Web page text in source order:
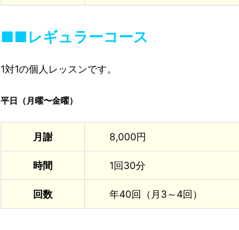
■■レギュラーコース
1対1の個人レッスンです。
平日（月曜〜金曜）
月謝 8,000円
時間 1回30分
回数 年40回（月3～4回）